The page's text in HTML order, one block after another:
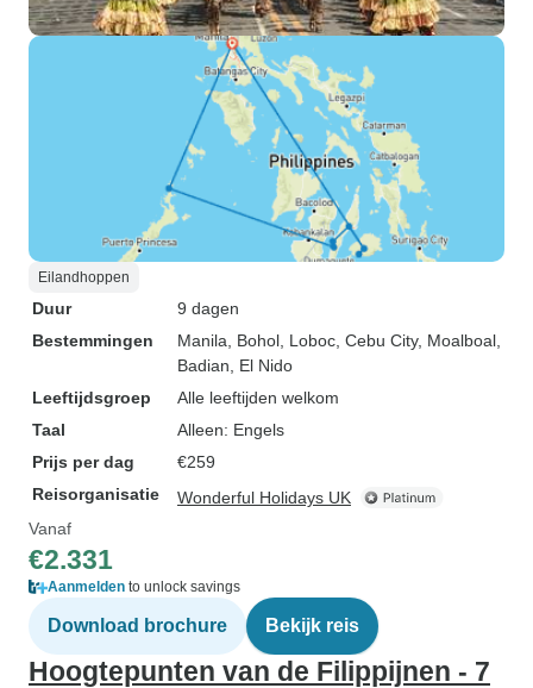
Eilandhoppen
Duur
9 dagen
Bestemmingen
Manila , Bohol , Loboc , Cebu City, Moalboal
Badian , El Nido
Leeftijdsgroep
Alle leeftijden welkom
Taal
Alleen: Engels
Prijs per dag
€259
Reisorganisatie
Wonderful Holidays UK
Vanaf
€2.331
Aanmelden to unlock savings
Download brochure Bekijk reis
Hoogtepunten van de Filippijnen - 7